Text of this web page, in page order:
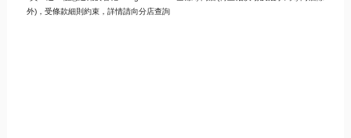
外)，受條款細則約束，詳情請向分店查詢